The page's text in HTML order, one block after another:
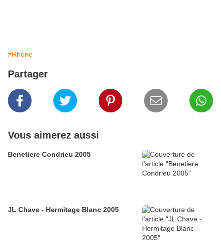
#Rhone
Partager
Vous aimerez aussi
Benetiere Condrieu 2005
JL Chave - Hermitage Blanc 2005